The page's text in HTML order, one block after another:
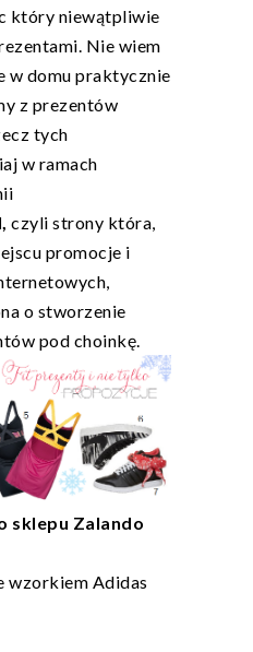
który niewątpliwie
Nie wiem
w domu praktycznie
z prezentów
tych
w ramach
, czyli strony która,
promocje i
o stworzenie
pod choinkę.
sklepu Zalando
wzorkiem Adidas